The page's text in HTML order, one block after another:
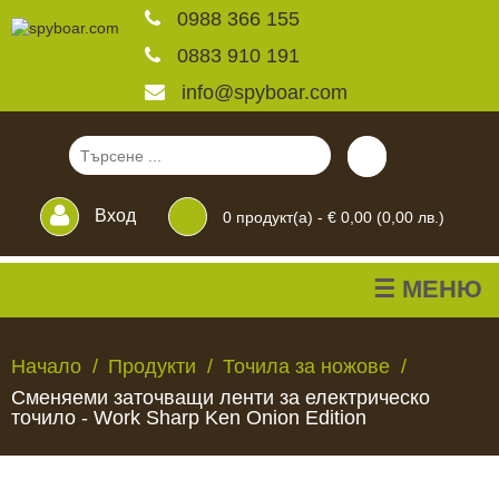
0988 366 155
0883 910 191
info@spyboar.com
Вход 0 продукт(а) - € 0,00 (0,00 лв.)
☰ МЕНЮ
Ловни камери
Фотокапани на живо
Начало Продукти
Точила за ножове
Сменяеми заточващи ленти за електрическо
точило - Work Sharp Ken Onion Edition